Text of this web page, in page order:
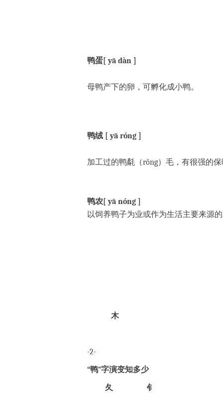
鸭蛋[ yā dàn ]
母鸭产下的卵，可孵化成小鸭。
鸭绒 [ yā róng ]
加工过的鸭氄（rǒng）毛， 有很强的
鸭农[ yā nóng ]
以饲养鸭子为业或作为生活主要来源
木
-2-
“鸭”字演变知多少
夂 钅